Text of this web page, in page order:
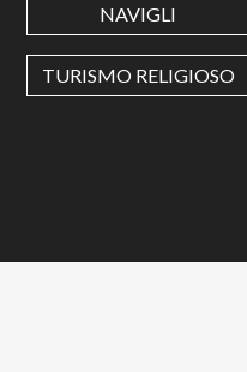
NAVIGLI
TURISMO RELIGIOSO